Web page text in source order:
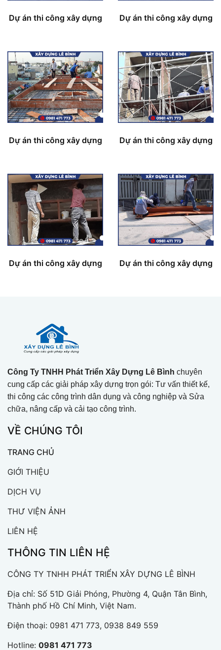
Dự án thi công xây dựng Dự án thi công xây dựng
Dự án thi công xây dựng Dự án thi công xây dựng
Dự án thi công xây dựng Dự án thi công xây dựng
Công Ty TNHH Phát Triển Xây Dựng Lê Bình chuyên
cung cấp các giải pháp xây dựng trọn gói: Tư vấn thiết kế,
thi công các công trình dân dụng và công nghiệp và Sửa
chữa, nâng cấp và cải tạo công trình.
VỀ CHÚNG TÔI
TRANG CHỦ
GIỚI THIỆU
DỊCH VỤ
THƯ VIỆN ẢNH
LIÊN HỆ
THÔNG TIN LIÊN HỆ
CÔNG TY TNHH PHÁT TRIỂN XÂY DỰNG LÊ BÌNH
Địa chỉ: Số 51D Giải Phóng, Phường 4, Quận Tân Bình,
Thành phố Hồ Chí Minh, Việt Nam.
Điện thoại: 0981 471 773, 0938 849 559
Hotline: 0981 471 773